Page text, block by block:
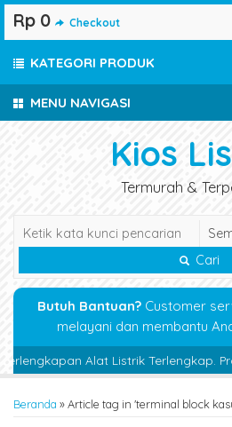
MENU NAVIGASI
Kios
Termurah &
Cari
Butuh Bantuan? Customer
melayani dan membantu
Alat Listrik Terlengkap.
Beranda »Article tag in 'terminal block
Rp 0 Checkout
KATEGORI PRODUK